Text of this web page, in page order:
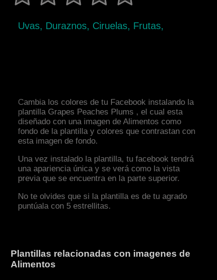
Uvas, Duraznos, Ciruelas, Frutas,
Cambia los colores de tu Facebook instalando la
plantilla Grapes Peaches Plums , el cual esta
diseñado con una imagen de Alimentos como
fondo de la plantilla y colores que contrastan con
esta imagen de fondo.
Una vez instalado la plantilla, tu facebook tendrá
una apariencia única y se verá como la vista
previa que se encuentra en la parte superior.
No te olvides que si la plantilla es de tu agrado
puntúala con 5 estrellitas.
Plantillas relacionadas con imagenes de
Alimentos